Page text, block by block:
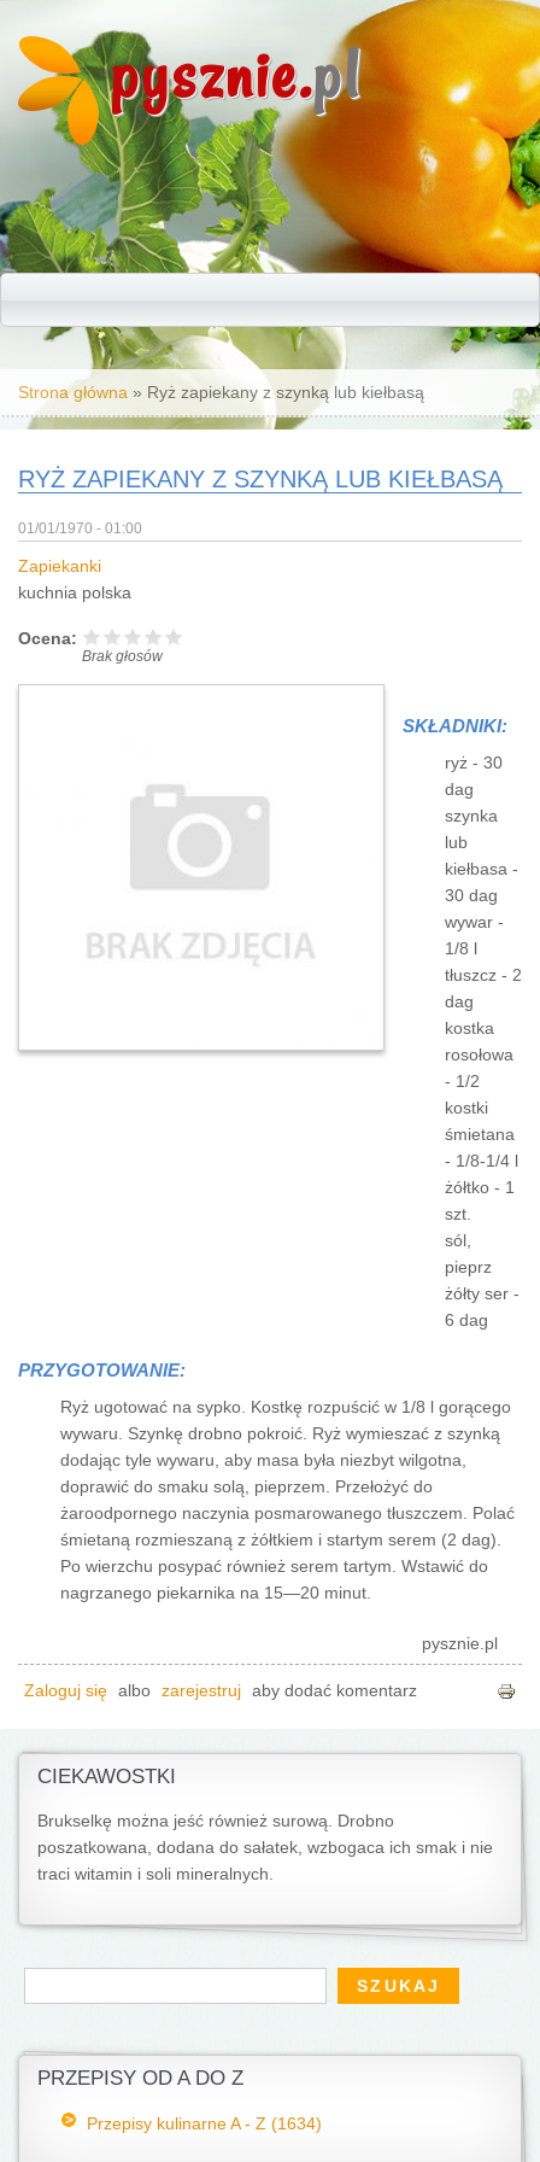
pysznie.pl
Jesteś tutaj
Strona główna » Ryż zapiekany z szynką lub kiełbasą
RYŻ ZAPIEKANY Z SZYNKĄ LUB KIEŁBASĄ
01/01/1970 - 01:00
Zapiekanki
kuchnia polska
Ocena:
Brak głosów
SKŁADNIKI:
ryż - 30
dag
szynka
lub
kiełbasa -
30 dag
wywar -
1/8 l
tłuszcz - 2
dag
kostka
rosołowa
- 1/2
kostki
śmietana
- 1/8-1/4 l
żółtko - 1
szt.
sól,
pieprz
żółty ser -
6 dag
PRZYGOTOWANIE:
Ryż ugotować na sypko. Kostkę rozpuścić w 1/8 l gorącego
wywaru. Szynkę drobno pokroić. Ryż wymieszać z szynką
dodając tyle wywaru, aby masa była niezbyt wilgotna,
doprawić do smaku solą, pieprzem. Przełożyć do
żaroodpornego naczynia posmarowanego tłuszczem. Polać
śmietaną rozmieszaną z żółtkiem i startym serem (2 dag).
Po wierzchu posypać również serem tartym. Wstawić do
nagrzanego piekarnika na 15—20 minut.
pysznie.pl
Zaloguj się albo zarejestruj aby dodać komentarz
CIEKAWOSTKI
Brukselkę można jeść również surową. Drobno
poszatkowana, dodana do sałatek, wzbogaca ich smak i nie
traci witamin i soli mineralnych.
Formularz wyszukiwania
Szukaj
PRZEPISY OD A DO Z
Przepisy kulinarne A - Z (1634)